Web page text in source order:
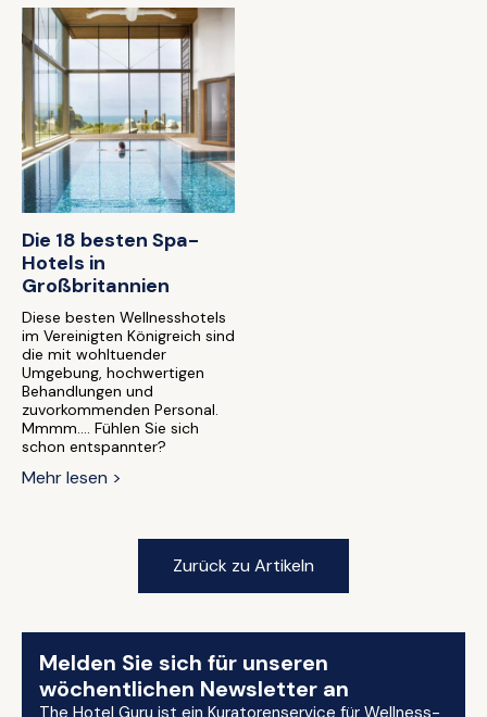
Die 18 besten Spa-
Hotels in
Großbritannien
Diese besten Wellnesshotels
im Vereinigten Königreich sind
die mit wohltuender
Umgebung, hochwertigen
Behandlungen und
zuvorkommenden Personal.
Mmmm.... Fühlen Sie sich
schon entspannter?
Mehr lesen >
Zurück zu Artikeln
Melden Sie sich für unseren
wöchentlichen Newsletter an
The Hotel Guru ist ein Kuratorenservice für Wellness-